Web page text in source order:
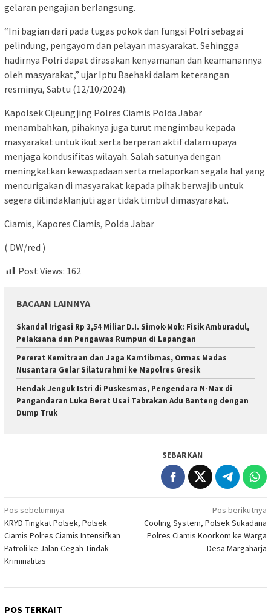
gelaran pengajian berlangsung.
“Ini bagian dari pada tugas pokok dan fungsi Polri sebagai
pelindung, pengayom dan pelayan masyarakat. Sehingga
hadirnya Polri dapat dirasakan kenyamanan dan keamanannya
oleh masyarakat,” ujar Iptu Baehaki dalam keterangan
resminya, Sabtu (12/10/2024).
Kapolsek Cijeungjing Polres Ciamis Polda Jabar
menambahkan, pihaknya juga turut mengimbau kepada
masyarakat untuk ikut serta berperan aktif dalam upaya
menjaga kondusifitas wilayah. Salah satunya dengan
meningkatkan kewaspadaan serta melaporkan segala hal yang
mencurigakan di masyarakat kepada pihak berwajib untuk
segera ditindaklanjuti agar tidak timbul dimasyarakat.
Ciamis, Kapores Ciamis, Polda Jabar
( DW/red )
Post Views: 162
BACAAN LAINNYA
Skandal Irigasi Rp 3,54 Miliar D.I. Simok-Mok: Fisik Amburadul,
Pelaksana dan Pengawas Rumpun di Lapangan
Pererat Kemitraan dan Jaga Kamtibmas, Ormas Madas
Nusantara Gelar Silaturahmi ke Mapolres Gresik
Hendak Jenguk Istri di Puskesmas, Pengendara N-Max di
Pangandaran Luka Berat Usai Tabrakan Adu Banteng dengan
Dump Truk
SEBARKAN
Navigasi
pos
Pos sebelumnya
KRYD Tingkat Polsek, Polsek
Ciamis Polres Ciamis Intensifkan
Patroli ke Jalan Cegah Tindak
Kriminalitas
Pos berikutnya
Cooling System, Polsek Sukadana
Polres Ciamis Koorkom ke Warga
Desa Margaharja
POS TERKAIT